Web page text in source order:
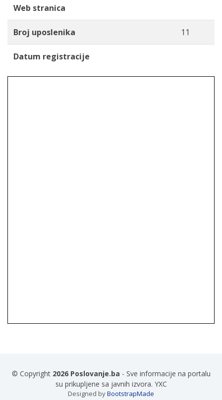
Web stranica
Broj uposlenika 11
Datum registracije
© Copyright 2026 Poslovanje.ba - Sve informacije na portalu
su prikupljene sa javnih izvora. YXC
Designed byBootstrapMade